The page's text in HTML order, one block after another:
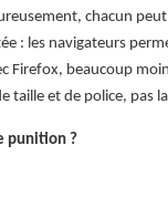
chacun
: les navigateurs
Firefox, beaucoup
taille et de police, pas
punition ?